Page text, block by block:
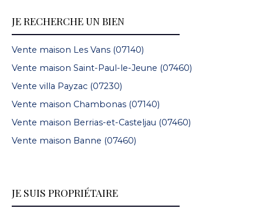
JE RECHERCHE UN BIEN
Vente maison Les Vans (07140)
Vente maison Saint-Paul-le-Jeune (07460)
Vente villa Payzac (07230)
Vente maison Chambonas (07140)
Vente maison Berrias-et-Casteljau (07460)
Vente maison Banne (07460)
JE SUIS PROPRIÉTAIRE